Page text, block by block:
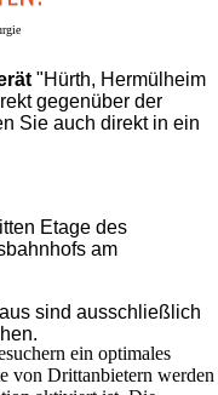
"Hürth, Hermülheim
gegenüber der
Sie auch direkt in ein
Etage des
am
sind ausschließlich
ein optimales
von Drittanbietern werden